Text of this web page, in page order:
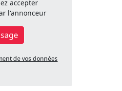
accepter
l'annonceur
de vos données